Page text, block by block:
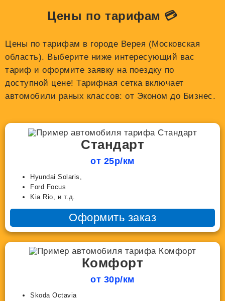
Цены по тарифам 💳
Цены по тарифам в городе Верея (Московская
область). Выберите ниже интересующий вас
тариф и оформите заявку на поездку по
доступной цене! Тарифная сетка включает
автомобили раных классов: от Эконом до Бизнес.
Стандарт
от 25р/км
Hyundai Solaris,
Ford Focus
Kia Rio, и т.д.
Оформить заказ
Комфорт
от 30р/км
Skoda Octavia